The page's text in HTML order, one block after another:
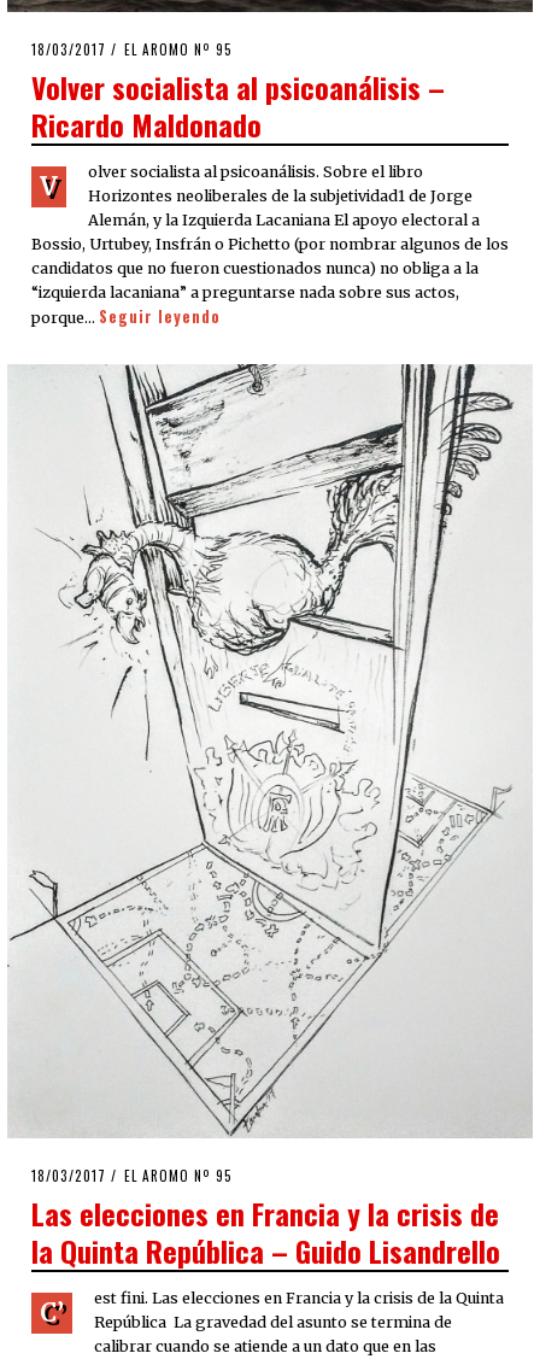
POSTED
18/03/2017 18/03/2017
EL AROMO Nº 95
Volver socialista al psicoanálisis –
Ricardo Maldonado
V
olver socialista al psicoanálisis. Sobre el libro
Horizontes neoliberales de la subjetividad1 de Jorge
Alemán, y la Izquierda Lacaniana El apoyo electoral a
Bossio, Urtubey, Insfrán o Pichetto (por nombrar algunos de los
candidatos que no fueron cuestionados nunca) no obliga a la
“izquierda lacaniana” a preguntarse nada sobre sus actos,
porque… Seguir leyendo
POSTED
18/03/2017 EL AROMO Nº 95
Las elecciones en Francia y la crisis de
la Quinta República – Guido Lisandrello
C’
est fini. Las elecciones en Francia y la crisis de la Quinta
República La gravedad del asunto se termina de
calibrar cuando se atiende a un dato que en las